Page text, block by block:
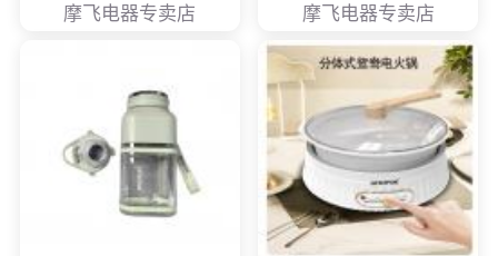
摩飞电器专卖店 摩飞电器专卖店